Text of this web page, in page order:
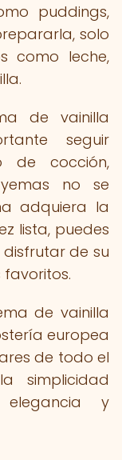
puddings,
solo
como leche,
de vainilla
seguir
de cocción,
no se
adquiera la
lista, puedes
de su
de vainilla
europea
de todo el
simplicidad
y